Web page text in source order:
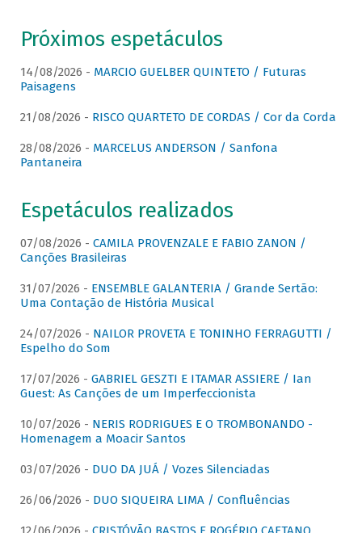
Próximos espetáculos
14/08/2026 - MARCIO GUELBER QUINTETO / Futuras
Paisagens
21/08/2026 - RISCO QUARTETO DE CORDAS / Cor da Corda
28/08/2026 - MARCELUS ANDERSON / Sanfona
Pantaneira
Espetáculos realizados
07/08/2026 - CAMILA PROVENZALE E FABIO ZANON /
Canções Brasileiras
31/07/2026 - ENSEMBLE GALANTERIA / Grande Sertão:
Uma Contação de História Musical
24/07/2026 - NAILOR PROVETA E TONINHO FERRAGUTTI /
Espelho do Som
17/07/2026 - GABRIEL GESZTI E ITAMAR ASSIERE / Ian
Guest: As Canções de um Imperfeccionista
10/07/2026 - NERIS RODRIGUES E O TROMBONANDO -
Homenagem a Moacir Santos
03/07/2026 - DUO DA JUÁ / Vozes Silenciadas
26/06/2026 - DUO SIQUEIRA LIMA / Confluências